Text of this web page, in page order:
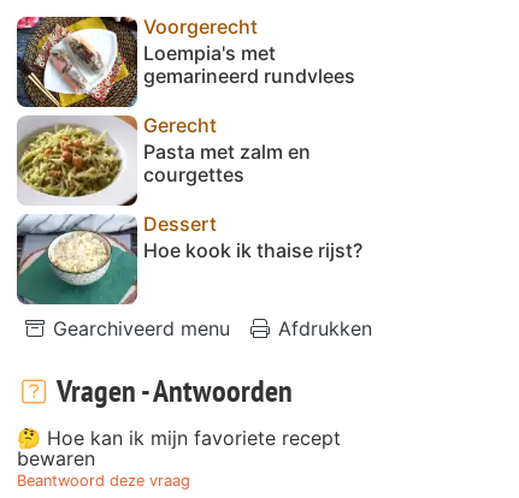
Voorgerecht
Loempia's met
gemarineerd rundvlees
Gerecht
Pasta met zalm en
courgettes
Dessert
Hoe kook ik thaise rijst?
Gearchiveerd menu Afdrukken
Vragen - Antwoorden
🤔 Hoe kan ik mijn favoriete recept
bewaren
Beantwoord deze vraag